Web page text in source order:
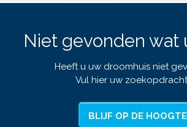
Niet gevonden wat
Heeft u uw droomhuis niet
Vul hier uw
BLIJF OP DE HOOGTE